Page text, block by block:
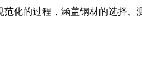
化的过程，涵盖钢材的选择